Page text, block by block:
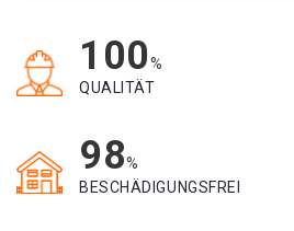
100%
QUALITÄT
98%
BESCHÄDIGUNGSFREI